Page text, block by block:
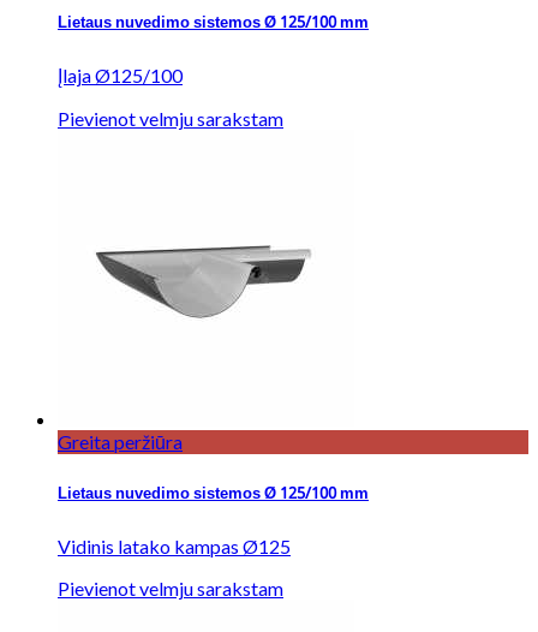
Lietaus nuvedimo sistemos Ø 125/100 mm
Įlaja Ø125/100
Pievienot velmju sarakstam
Greita peržiūra
Lietaus nuvedimo sistemos Ø 125/100 mm
Vidinis latako kampas Ø125
Pievienot velmju sarakstam